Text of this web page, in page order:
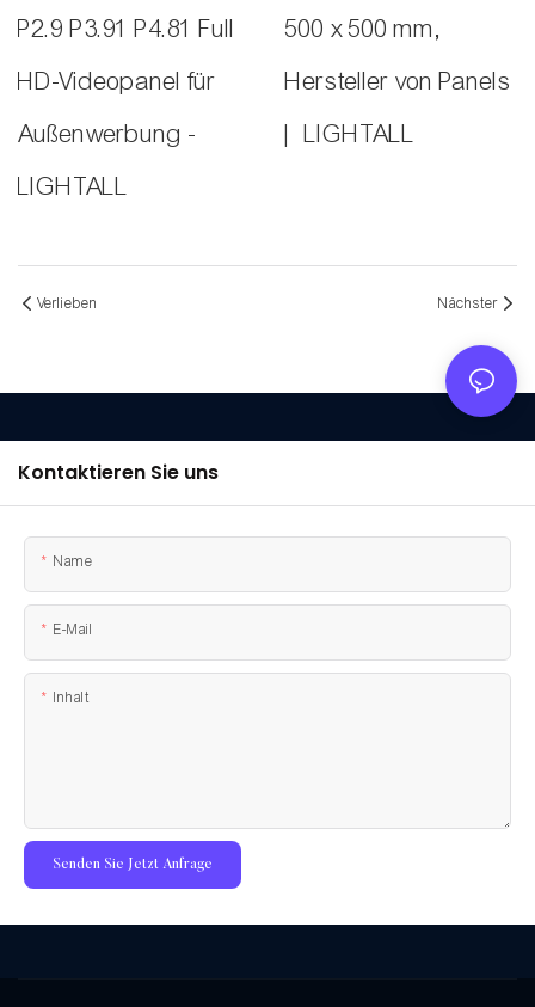
P2.9 P3.91 P4.81 Full
HD-Videopanel für
Außenwerbung -
LIGHTALL
500 x 500 mm,
Hersteller von Panels
| LIGHTALL
Verlieben Nächster
Kontaktieren Sie uns
Name
E-Mail
Inhalt
Senden Sie Jetzt Anfrage